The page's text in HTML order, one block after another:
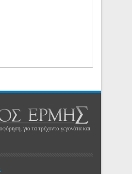
για τα τρέχοντα γεγονότα και